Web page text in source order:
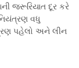
જરૂરિયાત દૂર કરે
વધુ
પહેલો અને લીન